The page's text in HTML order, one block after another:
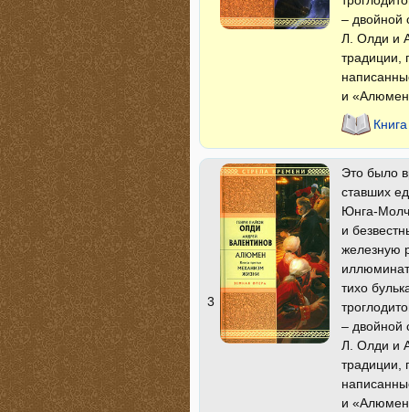
– двойной
Л. Олди и
традиции,
и
3
Это было
ставших
Юнга-
и
железную
тихо
– двойной
Л. Олди и
традиции,
и